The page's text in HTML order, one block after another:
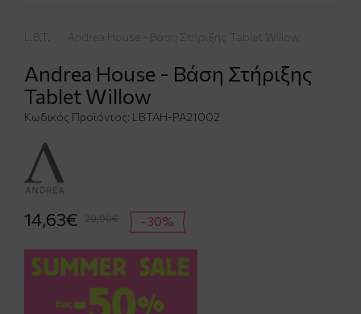
L.B.T. Andrea House - Βάση Στήριξης Tablet Willow
Andrea House - Βάση Στήριξης
Tablet Willow
Κωδικός Προϊόντος: LBTAH-PA21002
14,63€ 20,90€ -30%